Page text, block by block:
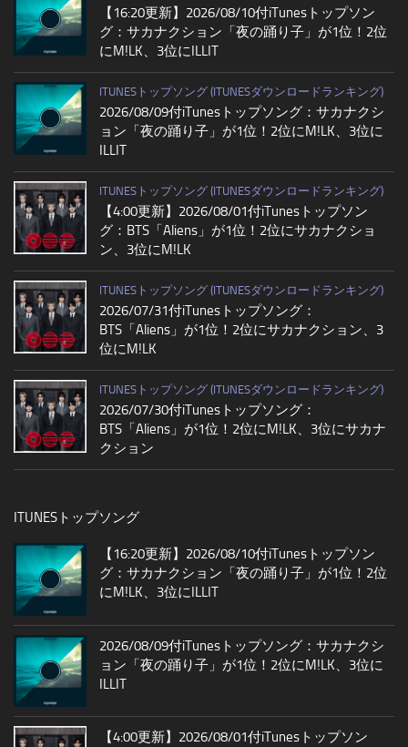
【16:20更新】2026/08/10付iTunesトップソン
グ：サカナクション「夜の踊り子」が1位！2位
にM!LK、3位にILLIT
ITUNESトップソング (ITUNESダウンロードランキング)
2026/08/09付iTunesトップソング：サカナクシ
ョン「夜の踊り子」が1位！2位にM!LK、3位に
ILLIT
ITUNESトップソング (ITUNESダウンロードランキング)
【4:00更新】2026/08/01付iTunesトップソン
グ：BTS「Aliens」が1位！2位にサカナクショ
ン、3位にM!LK
ITUNESトップソング (ITUNESダウンロードランキング)
2026/07/31付iTunesトップソング：
BTS「Aliens」が1位！2位にサカナクション、3
位にM!LK
ITUNESトップソング (ITUNESダウンロードランキング)
2026/07/30付iTunesトップソング：
BTS「Aliens」が1位！2位にM!LK、3位にサカナ
クション
ITUNESトップソング
【16:20更新】2026/08/10付iTunesトップソン
グ：サカナクション「夜の踊り子」が1位！2位
にM!LK、3位にILLIT
2026/08/09付iTunesトップソング：サカナクシ
ョン「夜の踊り子」が1位！2位にM!LK、3位に
ILLIT
【4:00更新】2026/08/01付iTunesトップソン